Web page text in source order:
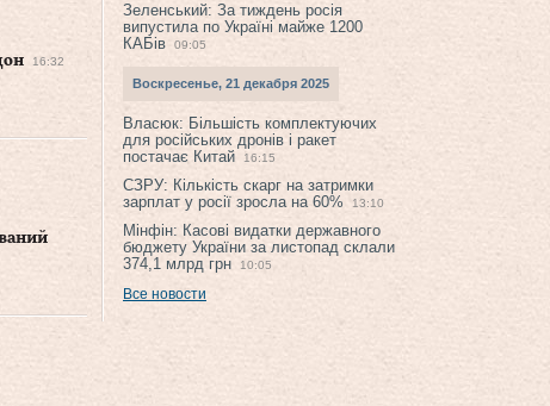
16:32
Зеленський: За тиждень росія
випустила по Україні майже 1200
КАБів
09:05
Воскресенье, 21 декабря 2025
Власюк: Більшість комплектуючих
для російських дронів і ракет
постачає Китай
16:15
СЗРУ: Кількість скарг на затримки
зарплат у росії зросла на 60%
13:10
Мінфін: Касові видатки державного
бюджету України за листопад склали
374,1 млрд грн
10:05
Все новости